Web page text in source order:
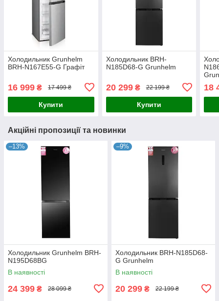
Холодильник Grunhelm
BRH-N167E55-G Графiт
16 999 ₴ 17 499 ₴
Купити
Холодильник BRH-
N185D68-G Grunhelm
20 299₴ 22 199 ₴
Купити
18
Акційні пропозиції та новинки
–13%
Холодильник Grunhelm BRH-
N195D68BG
В наявності
24 399 ₴ 28 099 ₴
–9%
Холодильник BRH-N185D68-
G Grunhelm
В наявності
20 299 ₴ 22 199 ₴